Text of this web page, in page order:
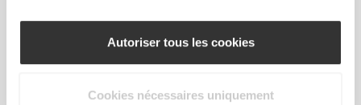
Autoriser tous les cookies
Cookies nécessaires uniquement